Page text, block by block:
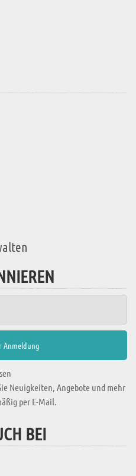
Neuigkeiten, Angebote und mehr
per E-Mail.
BEI